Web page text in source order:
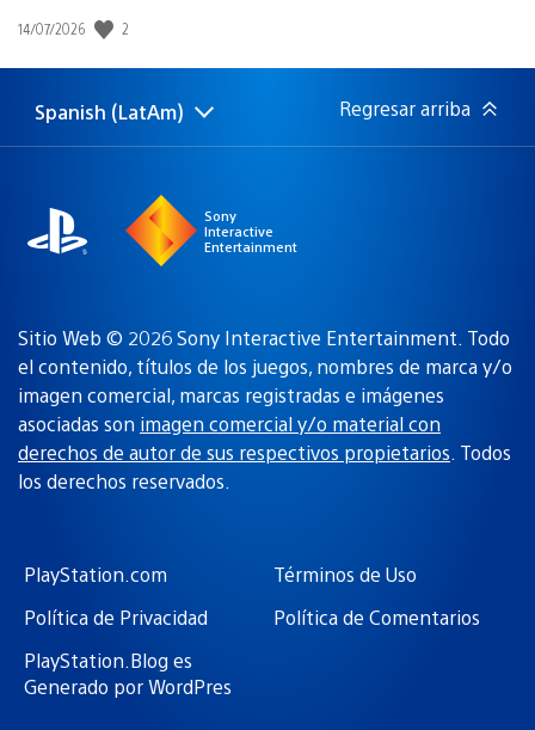
Fecha
publicación:
14/07/2026 2
Elige
una
Región
actual:
Spanish (LatAm) Regresar arriba
Sony
Interactive
Entertainment
Sitio Web © 2026 Sony Interactive Entertainment. Todo
el contenido, títulos de los juegos, nombres de marca y/o
imagen comercial, marcas registradas e imágenes
asociadas son imagen comercial y/o material con
derechos de autor de sus respectivos propietarios. Todos
los derechos reservados.
PlayStation.com
Términos de Uso
Política de Privacidad
Política de Comentarios
PlayStation.Blog es
Generado por WordPres